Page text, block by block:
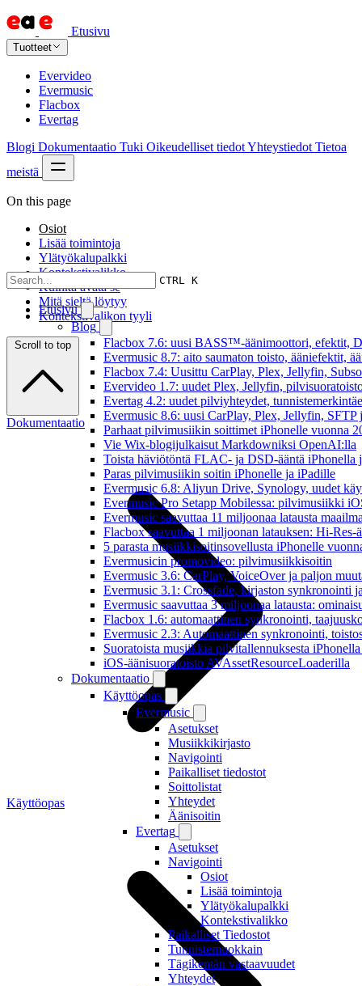
Etusivu
Tuotteet
Evervideo
Evermusic
Flacbox
Evertag
Blogi Dokumentaatio Tuki Oikeudelliset tiedotYhteystiedot Tietoa
meistä
CTRL K
Etusivu
Blog
Flacbox 7.6: uusi BASS™-äänimoottori, efektit,
Evermusic 8.7: aito saumaton toisto, ääniefektit,
Flacbox 7.4: Uusittu CarPlay, Plex, Jellyfin,
Evervideo 1.7: uudet Plex, Jellyfin,
Evertag 4.2: uudet pilviyhteydet,
Evermusic 8.6: uusi CarPlay, Plex, Jellyfin, SFTP
Parhaat pilvimusiikin soittimet iPhonelle vuonna
Vie Wix-blogijulkaisut Markdowniksi OpenAI:lla
Toista häviötöntä FLAC- ja DSD-ääntä iPhonella
Paras pilvimusiikin soitin iPhonelle ja iPadille
Evermusic 6.8: Aliyun Drive, Synology, uudet
Evermusic Pro Setapp Mobilessa: pilvimusiikki
Evermusic saavuttaa 11 miljoonaa latausta
Flacbox saavuttaa 1 miljoonan latauksen: Hi-Res-
5 parasta musiikkisoitinsovellusta iPhonelle
Evermusicin promovideo: pilvimusiikkisoitin
Evermusic 3.6: CarPlay, VoiceOver ja paljon
Evermusic 3.1: Crossfade, kirjaston synkronointi
Evermusic saavuttaa 3 miljoonaa latausta:
Flacbox 1.6: automaattinen synkronointi,
Evermusic 2.3: Automaattinen synkronointi,
Suoratoista musiikkia pilvitallennuksesta
iOS-äänisuoratoisto AVAssetResourceLoaderilla
Dokumentaatio
Käyttöopas
Evermusic
Asetukset
Musiikkikirjasto
Navigointi
Paikalliset tiedostot
Soittolistat
Yhteydet
Äänisoitin
Evertag
Asetukset
Navigointi
Osiot
Lisää toimintoja
Ylätyökalupalkki
Kontekstivalikko
Paikalliset Tiedostot
Tunnistemuokkain
Tägikentän vastaavuudet
Yhteydet
On this page
Osiot
Lisää toimintoja
Ylätyökalupalkki
Kontekstivalikko
Kuinka avata se
Mitä sieltä löytyy
Kontekstivalikon tyyli
Scroll to top
Dokumentaatio
Käyttöopas